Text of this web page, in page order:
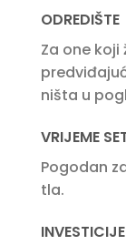
ODREDIŠTE
Za one koji
ništa u
VRIJEME
Pogodan
tla.
INVESTICIJE